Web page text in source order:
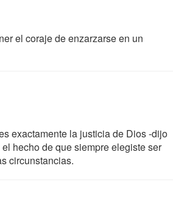
el coraje de enzarzarse en un
exactamente la justicia de Dios -dijo
hecho de que siempre elegiste ser
circunstancias.